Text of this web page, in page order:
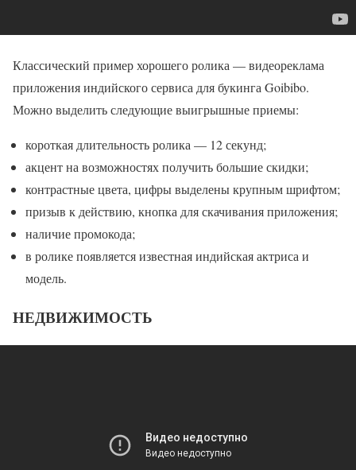
Классический пример хорошего ролика — видеореклама
приложения индийского сервиса для букинга Goibibo.
Можно выделить следующие выигрышные приемы:
короткая длительность ролика — 12 секунд;
акцент на возможностях получить большие скидки;
контрастные цвета, цифры выделены крупным шрифтом;
призыв к действию, кнопка для скачивания приложения;
наличие промокода;
в ролике появляется известная индийская актриса и
модель.
НЕДВИЖИМОСТЬ